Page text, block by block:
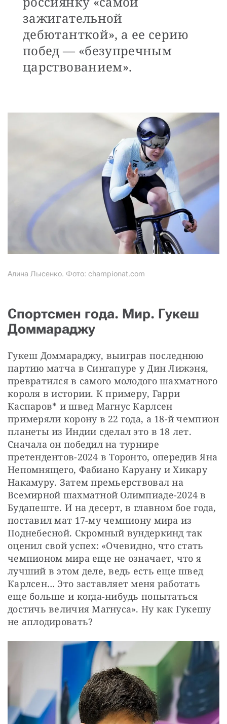
зажигательной
дебютанткой», а ее серию
побед — «безупречным
царствованием».
Алина Лысенко. Фото: championat.com
Спортсмен года. Мир. Гукеш
Доммараджу
Гукеш Доммараджу, выиграв последнюю
партию матча в Сингапуре у Дин Лижэня,
превратился в самого молодого шахматного
короля в истории. К примеру, Гарри
Каспаров* и швед Магнус Карлсен
примеряли корону в 22 года, а 18-й чемпион
планеты из Индии сделал это в 18 лет.
Сначала он победил на турнире
претендентов-2024 в Торонто, опередив Яна
Непомнящего, Фабиано Каруану и Хикару
Накамуру. Затем премьерствовал на
Всемирной шахматной Олимпиаде-2024 в
Будапеште. И на десерт, в главном бое года,
поставил мат 17-му чемпиону мира из
Поднебесной. Скромный вундеркинд так
оценил свой успех: «Очевидно, что стать
чемпионом мира еще не означает, что я
лучший в этом деле, ведь есть еще швед
Карлсен… Это заставляет меня работать
еще больше и когда-нибудь попытаться
достичь величия Магнуса». Ну как Гукешу
не аплодировать?